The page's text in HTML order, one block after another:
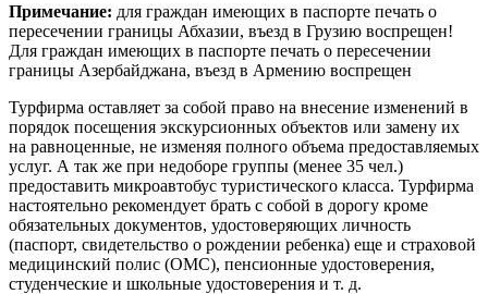
Примечание: для граждан имеющих в паспорте печать о
пересечении границы Абхазии, въезд в Грузию воспрещен!
Для граждан имеющих в паспорте печать о пересечении
границы Азербайджана, въезд в Армению воспрещен
Турфирма оставляет за собой право на внесение изменений в
порядок посещения экскурсионных объектов или замену их
на равноценные, не изменяя полного объема предоставляемых
услуг. А так же при недоборе группы (менее 35 чел.)
предоставить микроавтобус туристического класса. Турфирма
настоятельно рекомендует брать с собой в дорогу кроме
обязательных документов, удостоверяющих личность
(паспорт, свидетельство о рождении ребенка) еще и страховой
медицинский полис (ОМС), пенсионные удостоверения,
студенческие и школьные удостоверения и т. д.